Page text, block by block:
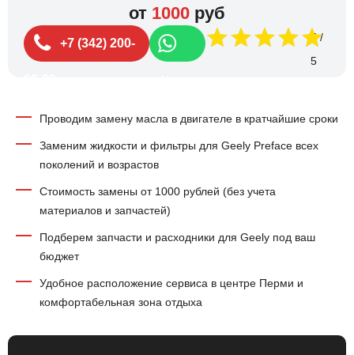
от 1000 руб
+7 (342) 200- 5
Проводим замену масла в двигателе в кратчайшие сроки
Заменим жидкости и фильтры для Geely Preface всех
поколений и возрастов
Стоимость замены от 1000 рублей (без учета
материалов и запчастей)
Подберем запчасти и расходники для Geely под ваш
бюджет
Удобное расположение сервиса в центре Перми и
комфортабельная зона отдыха